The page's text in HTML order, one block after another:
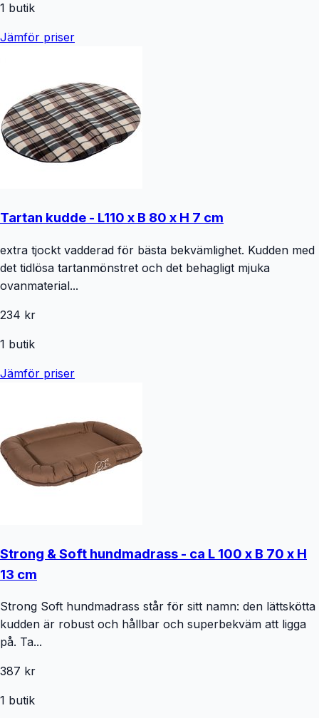
1 butik
Jämför priser
Tartan kudde - L110 x B 80 x H 7 cm
extra tjockt vadderad för bästa bekvämlighet. Kudden med
det tidlösa tartanmönstret och det behagligt mjuka
ovanmaterial...
234 kr
1 butik
Jämför priser
Strong & Soft hundmadrass - ca L 100 x B 70 x H
13 cm
Strong Soft hundmadrass står för sitt namn: den lättskötta
kudden är robust och hållbar och superbekväm att ligga
på. Ta...
387 kr
1 butik